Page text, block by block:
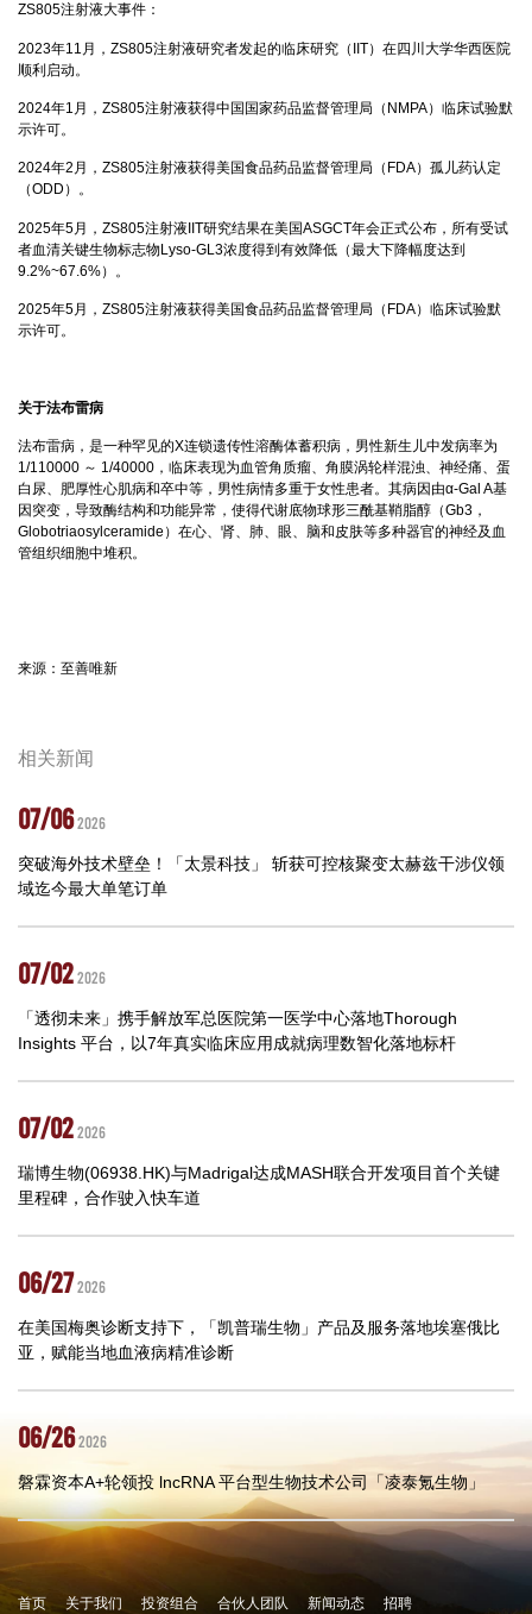
ZS805注射液大事件：
2023年11月，ZS805注射液研究者发起的临床研究（IIT）在四川大学华西医院
顺利启动。
2024年1月，ZS805注射液获得中国国家药品监督管理局（NMPA）临床试验默
示许可。
2024年2月，ZS805注射液获得美国食品药品监督管理局（FDA）孤儿药认定
（ODD）。
2025年5月，ZS805注射液IIT研究结果在美国ASGCT年会正式公布，所有受试
者血清关键生物标志物Lyso-GL3浓度得到有效降低（最大下降幅度达到
9.2%~67.6%）。
2025年5月，ZS805注射液获得美国食品药品监督管理局（FDA）临床试验默
示许可。
关于法布雷病
法布雷病，是一种罕见的X连锁遗传性溶酶体蓄积病，男性新生儿中发病率为
1/110000 ～ 1/40000，临床表现为血管角质瘤、角膜涡轮样混浊、神经痛、蛋
白尿、肥厚性心肌病和卒中等，男性病情多重于女性患者。其病因由α-Gal A基
因突变，导致酶结构和功能异常，使得代谢底物球形三酰基鞘脂醇（Gb3，
Globotriaosylceramide）在心、肾、肺、眼、脑和皮肤等多种器官的神经及血
管组织细胞中堆积。
来源：至善唯新
相关新闻
07/062026
突破海外技术壁垒！「太景科技」 斩获可控核聚变太赫兹干涉仪领
域迄今最大单笔订单
07/022026
「透彻未来」携手解放军总医院第一医学中心落地Thorough
Insights 平台，以7年真实临床应用成就病理数智化落地标杆
07/022026
瑞博生物(06938.HK)与Madrigal达成MASH联合开发项目首个关键
里程碑，合作驶入快车道
06/272026
在美国梅奥诊断支持下，「凯普瑞生物」产品及服务落地埃塞俄比
亚，赋能当地血液病精准诊断
06/262026
磐霖资本A+轮领投 lncRNA 平台型生物技术公司「凌泰氪生物」
首页 关于我们 投资组合 合伙人团队 新闻动态 招聘